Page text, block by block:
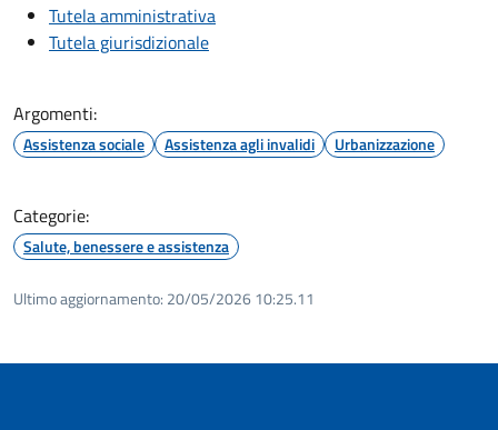
Tutela amministrativa
Tutela giurisdizionale
Argomenti:
Assistenza sociale Assistenza agli invalidi Urbanizzazione
Categorie:
Salute, benessere e assistenza
Ultimo aggiornamento: 20/05/2026 10:25.11